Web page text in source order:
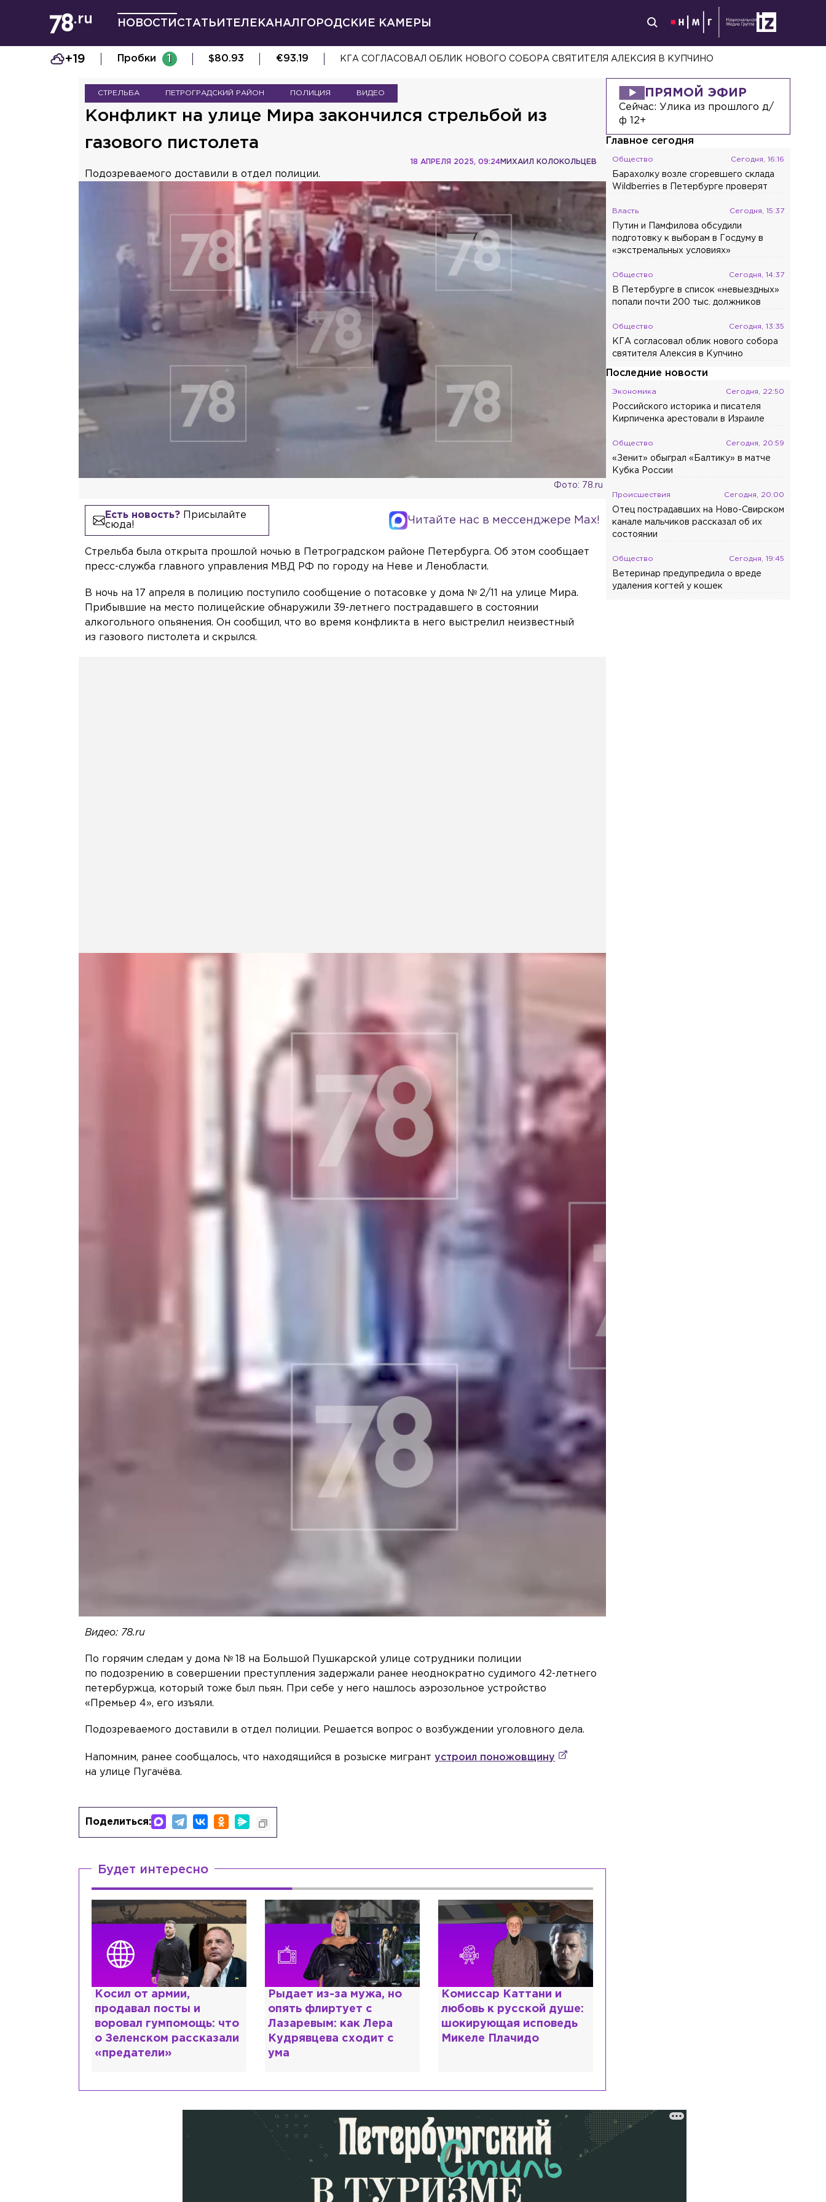
НОВОСТИ СТАТЬИ ТЕЛЕКАНАЛ ГОРОДСКИЕ КАМЕРЫ
+19 Пробки 1 $80.93 €93.19 «ЗЕНИТ» ОБЫГРАЛ «БАЛТИКУ» В МАТЧЕ КУБКА РОССИИ
СТРЕЛЬБА ПЕТРОГРАДСКИЙ РАЙОН ПОЛИЦИЯ ВИДЕО
Конфликт на улице Мира закончился стрельбой из
газового пистолета
МИХАИЛ КОЛОКОЛЬЦЕВ
18 АПРЕЛЯ 2025, 09:24
Подозреваемого доставили в отдел полиции.
Фото: 78.ru
Есть новость?Присылайте
сюда!
Читайте нас в мессенджере Max!
Стрельба была открыта прошлой ночью в Петроградском районе Петербурга. Об этом сообщает
пресс-служба главного управления МВД РФ по городу на Неве и Ленобласти.
В ночь на 17 апреля в полицию поступило сообщение о потасовке у дома № 2/11 на улице Мира.
Прибывшие на место полицейские обнаружили 39-летнего пострадавшего в состоянии
алкогольного опьянения. Он сообщил, что во время конфликта в него выстрелил неизвестный
из газового пистолета и скрылся.
Видео: 78.ru
По горячим следам у дома № 18 на Большой Пушкарской улице сотрудники полиции
по подозрению в совершении преступления задержали ранее неоднократно судимого 42-летнего
петербуржца, который тоже был пьян. При себе у него нашлось аэрозольное устройство
«Премьер 4», его изъяли.
Подозреваемого доставили в отдел полиции. Решается вопрос о возбуждении уголовного дела.
Напомним, ранее сообщалось, что находящийся в розыске мигрантустроил поножовщину
на улице Пугачёва.
Поделиться:
Будет интересно
Косил от армии,
продавал посты и
воровал гумпомощь: что
о Зеленском рассказали
«предатели»
Рыдает из-за мужа, но
опять флиртует с
Лазаревым: как Лера
Кудрявцева сходит с
ума
Комиссар Каттани и
любовь к русской душе:
шокирующая исповедь
Микеле Плачидо
ПРЯМОЙ ЭФИР
Сейчас: Улика из прошлого д/
ф 12+
Главное сегодня
Общество Сегодня, 16:16
Барахолку возле сгоревшего склада
Wildberries в Петербурге проверят
Власть Сегодня, 15:37
Путин и Памфилова обсудили
подготовку к выборам в Госдуму в
«экстремальных условиях»
Общество Сегодня, 14:37
В Петербурге в список «невыездных»
попали почти 200 тыс. должников
Общество Сегодня, 13:35
КГА согласовал облик нового собора
святителя Алексия в Купчино
Последние новости
Экономика Сегодня, 22:50
Российского историка и писателя
Кирпиченка арестовали в Израиле
Общество Сегодня, 20:59
«Зенит» обыграл «Балтику» в матче
Кубка России
Происшествия Сегодня, 20:00
Отец пострадавших на Ново-Свирском
канале мальчиков рассказал об их
состоянии
Общество Сегодня, 19:45
Ветеринар предупредила о вреде
удаления когтей у кошек